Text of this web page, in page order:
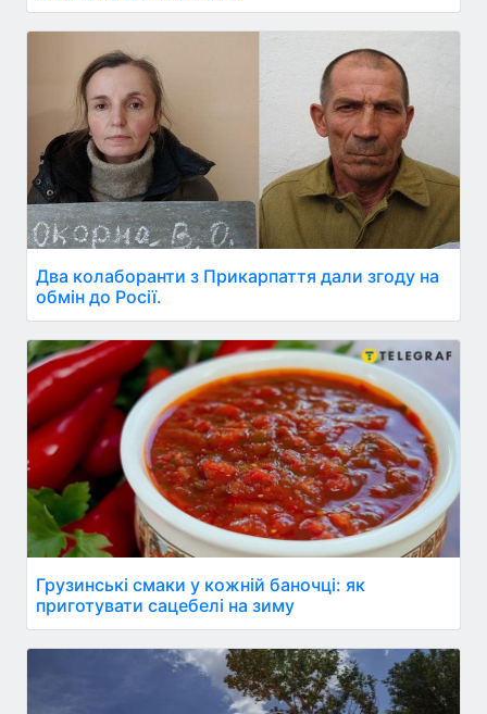
Два колаборанти з Прикарпаття дали згоду на
обмін до Росії.
Грузинські смаки у кожній баночці: як
приготувати сацебелі на зиму